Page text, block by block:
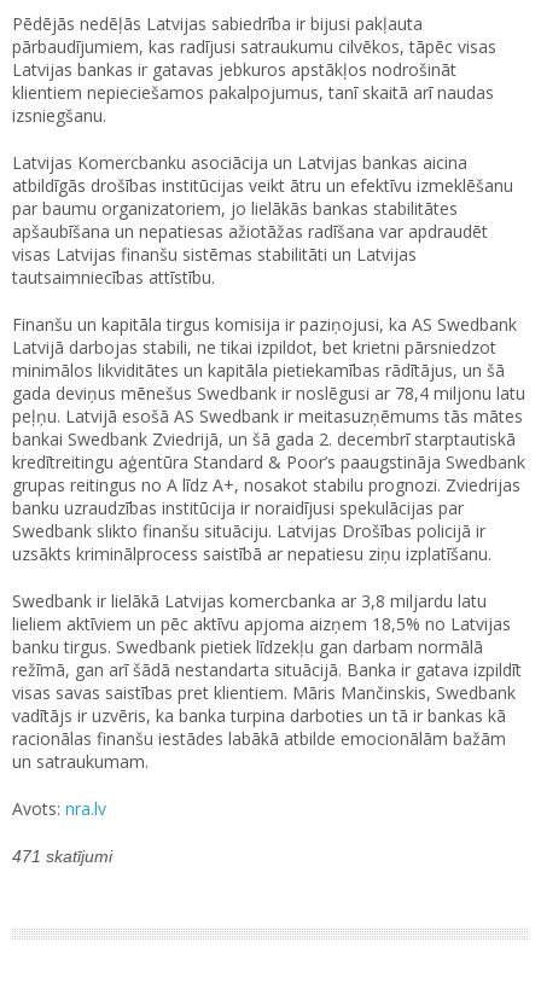
Pēdējās nedēļās Latvijas sabiedrība ir bijusi pakļauta
pārbaudījumiem, kas radījusi satraukumu cilvēkos, tāpēc visas
Latvijas bankas ir gatavas jebkuros apstākļos nodrošināt
klientiem nepieciešamos pakalpojumus, tanī skaitā arī naudas
izsniegšanu.
Latvijas Komercbanku asociācija un Latvijas bankas aicina
atbildīgās drošības institūcijas veikt ātru un efektīvu izmeklēšanu
par baumu organizatoriem, jo lielākās bankas stabilitātes
apšaubīšana un nepatiesas ažiotāžas radīšana var apdraudēt
visas Latvijas finanšu sistēmas stabilitāti un Latvijas
tautsaimniecības attīstību.
Finanšu un kapitāla tirgus komisija ir paziņojusi, ka AS Swedbank
Latvijā darbojas stabili, ne tikai izpildot, bet krietni pārsniedzot
minimālos likviditātes un kapitāla pietiekamības rādītājus, un šā
gada deviņus mēnešus Swedbank ir noslēgusi ar 78,4 miljonu latu
peļņu. Latvijā esošā AS Swedbank ir meitasuzņēmums tās mātes
bankai Swedbank Zviedrijā, un šā gada 2. decembrī starptautiskā
kredītreitingu aģentūra Standard & Poor’s paaugstināja Swedbank
grupas reitingus no A līdz A+, nosakot stabilu prognozi. Zviedrijas
banku uzraudzības institūcija ir noraidījusi spekulācijas par
Swedbank slikto finanšu situāciju. Latvijas Drošības policijā ir
uzsākts kriminālprocess saistībā ar nepatiesu ziņu izplatīšanu.
Swedbank ir lielākā Latvijas komercbanka ar 3,8 miljardu latu
lieliem aktīviem un pēc aktīvu apjoma aizņem 18,5% no Latvijas
banku tirgus. Swedbank pietiek līdzekļu gan darbam normālā
režīmā, gan arī šādā nestandarta situācijā. Banka ir gatava izpildīt
visas savas saistības pret klientiem. Māris Mančinskis, Swedbank
vadītājs ir uzvēris, ka banka turpina darboties un tā ir bankas kā
racionālas finanšu iestādes labākā atbilde emocionālām bažām
un satraukumam.
Avots: nra.lv
471 skatījumi